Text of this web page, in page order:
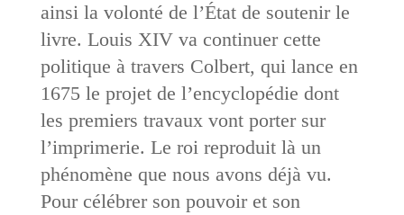
ainsi la volonté de l’État de soutenir le
livre. Louis XIV va continuer cette
politique à travers Colbert, qui lance en
1675 le projet de l’encyclopédie dont
les premiers travaux vont porter sur
l’imprimerie. Le roi reproduit là un
phénomène que nous avons déjà vu.
Pour célébrer son pouvoir et son